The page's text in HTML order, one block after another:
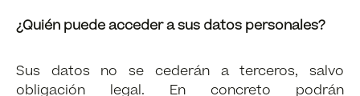
¿Quién puede acceder a sus datos personales?
Sus datos no se cederán a terceros, salvo
obligación legal. En concreto podrán